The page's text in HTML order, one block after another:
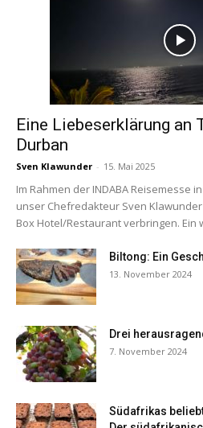
Eine Liebeserklärung an
Durban
Sven Klawunder - 15. Mai 2025
Im Rahmen der INDABA Reisemesse
unser Chefredakteur Sven
Box Hotel/Restaurant verbringen. Ein
Biltong: Ein
13. November 2024
Drei
7. November 2024
Südafrikas